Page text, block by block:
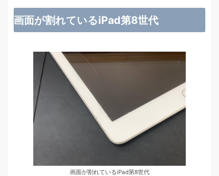
画面が割れているiPad第8世代
画面が割れているiPad第8世代